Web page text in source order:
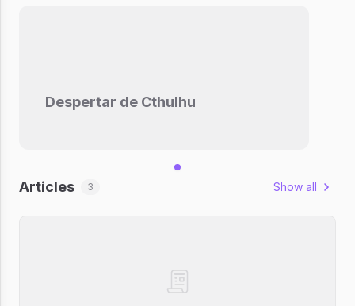
Despertar de Cthulhu
Articles 3 Show all